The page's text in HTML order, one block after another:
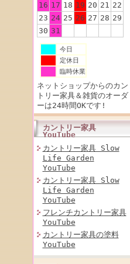
16 17 18 19 20 21 22
23 24 25 26 27 28 29
30 31
今日
定休日
臨時休業
ネットショップからのカン
トリー家具＆雑貨のオーダ
ーは24時間OKです!
カントリー家具
YouTube
カントリー家具 Slow
Life Garden
YouTube
カントリー家具 Slow
Life Garden
YouTube
フレンチカントリー家具
YouTube
カントリー家具の塗料
YouTube